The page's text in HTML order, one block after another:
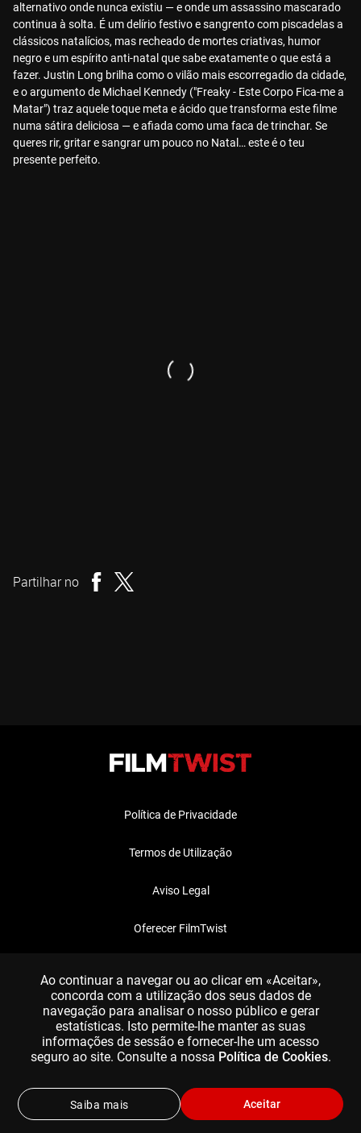
alternativo onde nunca existiu — e onde um assassino mascarado
continua à solta. É um delírio festivo e sangrento com piscadelas a
clássicos natalícios, mas recheado de mortes criativas, humor
negro e um espírito anti-natal que sabe exatamente o que está a
fazer. Justin Long brilha como o vilão mais escorregadio da cidade,
e o argumento de Michael Kennedy ("Freaky - Este Corpo Fica-me a
Matar") traz aquele toque meta e ácido que transforma este filme
numa sátira deliciosa — e afiada como uma faca de trinchar. Se
queres rir, gritar e sangrar um pouco no Natal… este é o teu
presente perfeito.
Partilhar no
Política de Privacidade
Termos de Utilização
Aviso Legal
Oferecer FilmTwist
Ao continuar a navegar ou ao clicar em «Aceitar»,
concorda com a utilização dos seus dados de
navegação para analisar o nosso público e gerar
estatísticas. Isto permite-lhe manter as suas
informações de sessão e fornecer-lhe um acesso
seguro ao site. Consulte a nossa Política de Cookies.
Aceitar
Saiba mais